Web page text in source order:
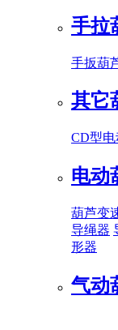
手拉
手扳葫
其它
CD型
电动
葫芦变
导绳器
形器
气动